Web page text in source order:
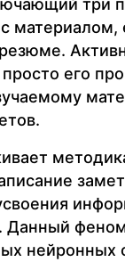
материалом,
его
Данный
нейронных